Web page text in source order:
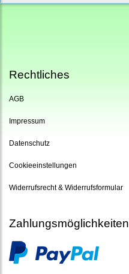
Rechtliches
AGB
Impressum
Datenschutz
Cookieeinstellungen
Widerrufsrecht & Widerrufsformular
Zahlungsmöglichkeiten